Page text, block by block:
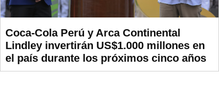
Coca-Cola Perú y Arca Continental
Lindley invertirán US$1.000 millones en
el país durante los próximos cinco años